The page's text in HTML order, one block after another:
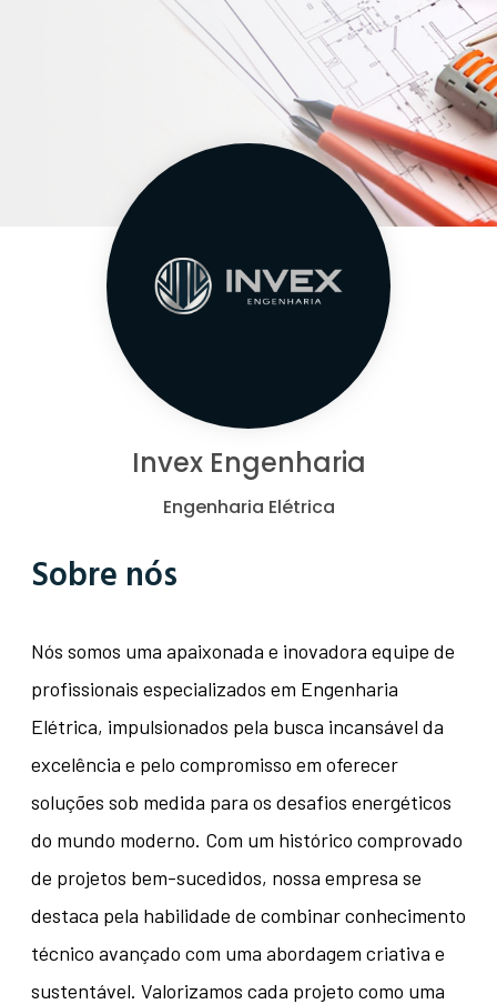
Invex Engenharia
Engenharia Elétrica
Sobre nós
Nós somos uma apaixonada e inovadora equipe de
profissionais especializados em Engenharia
Elétrica, impulsionados pela busca incansável da
excelência e pelo compromisso em oferecer
soluções sob medida para os desafios energéticos
do mundo moderno. Com um histórico comprovado
de projetos bem-sucedidos, nossa empresa se
destaca pela habilidade de combinar conhecimento
técnico avançado com uma abordagem criativa e
sustentável. Valorizamos cada projeto como uma